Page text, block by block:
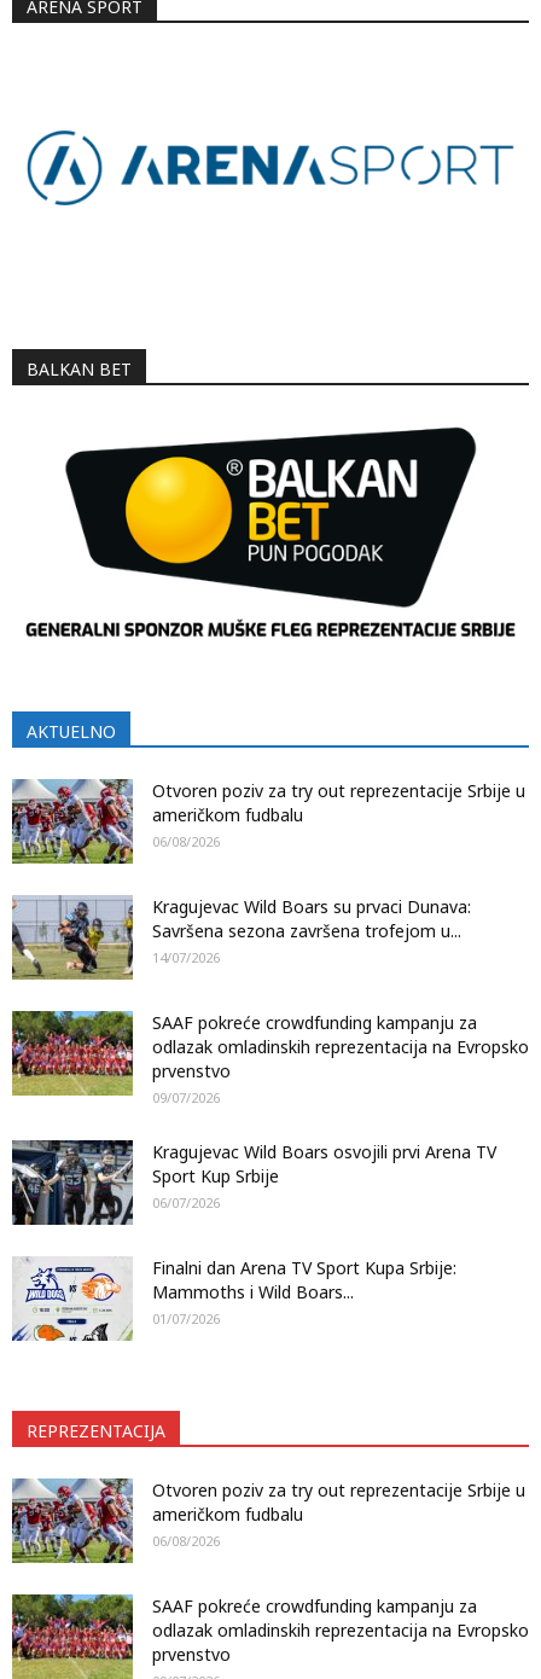
ARENA SPORT
BALKAN BET
AKTUELNO
Otvoren poziv za try out reprezentacije Srbije u
američkom fudbalu
06/08/2026
Kragujevac Wild Boars su prvaci Dunava:
Savršena sezona završena trofejom u...
14/07/2026
SAAF pokreće crowdfunding kampanju za
odlazak omladinskih reprezentacija na Evropsko
prvenstvo
09/07/2026
Kragujevac Wild Boars osvojili prvi Arena TV
Sport Kup Srbije
06/07/2026
Finalni dan Arena TV Sport Kupa Srbije:
Mammoths i Wild Boars...
01/07/2026
REPREZENTACIJA
Otvoren poziv za try out reprezentacije Srbije u
američkom fudbalu
06/08/2026
SAAF pokreće crowdfunding kampanju za
odlazak omladinskih reprezentacija na Evropsko
prvenstvo